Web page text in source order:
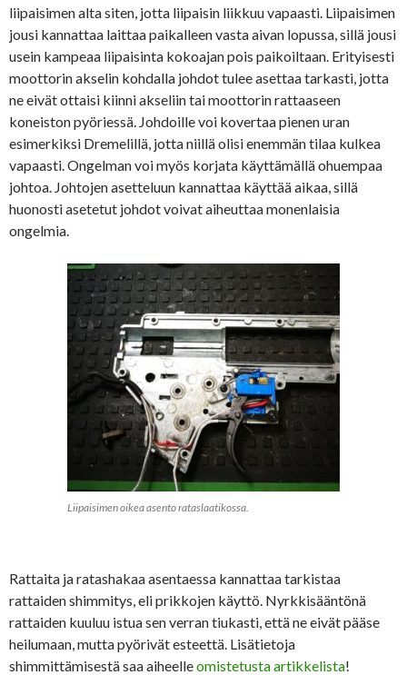
liipaisimen alta siten, jotta liipaisin liikkuu vapaasti. Liipaisimen
jousi kannattaa laittaa paikalleen vasta aivan lopussa, sillä jousi
usein kampeaa liipaisinta kokoajan pois paikoiltaan. Erityisesti
moottorin akselin kohdalla johdot tulee asettaa tarkasti, jotta
ne eivät ottaisi kiinni akseliin tai moottorin rattaaseen
koneiston pyöriessä. Johdoille voi kovertaa pienen uran
esimerkiksi Dremelillä, jotta niillä olisi enemmän tilaa kulkea
vapaasti. Ongelman voi myös korjata käyttämällä ohuempaa
johtoa. Johtojen asetteluun kannattaa käyttää aikaa, sillä
huonosti asetetut johdot voivat aiheuttaa monenlaisia
ongelmia.
Liipaisimen oikea asento rataslaatikossa.
Rattaita ja ratashakaa asentaessa kannattaa tarkistaa
rattaiden shimmitys, eli prikkojen käyttö. Nyrkkisääntönä
rattaiden kuuluu istua sen verran tiukasti, että ne eivät pääse
heilumaan, mutta pyörivät esteettä. Lisätietoja
shimmittämisestä saa aiheelleomistetusta artikkelista!